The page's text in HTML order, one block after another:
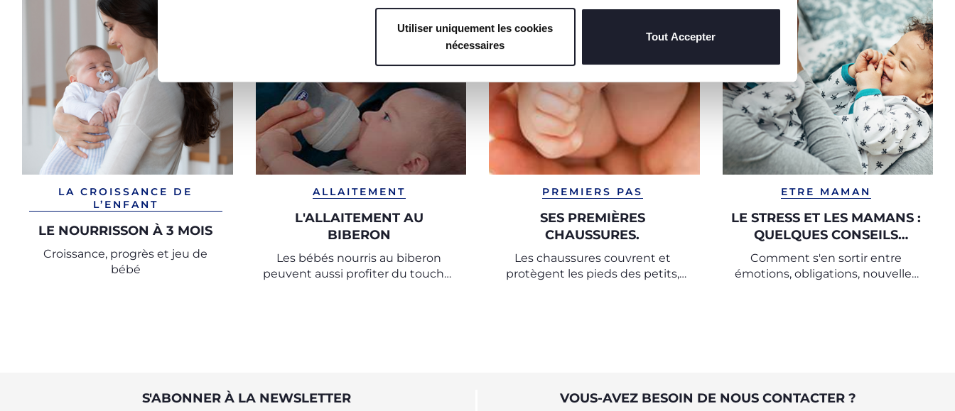
Utiliser uniquement les cookies
nécessaires
Tout Accepter
LA CROISSANCE DE
L’ENFANT
LE NOURRISSON À 3 MOIS
Croissance, progrès et jeu de
bébé
ALLAITEMENT
L'ALLAITEMENT AU
BIBERON
Les bébés nourris au biberon
peuvent aussi profiter du toucher
PREMIERS PAS
SES PREMIÈRES
CHAUSSURES.
Les chaussures couvrent et
protègent les pieds des petits,
ETRE MAMAN
LE STRESS ET LES MAMANS :
QUELQUES CONSEILS
PRATIQUES POUR LE
SURMONTER
Comment s'en sortir entre
émotions, obligations, nouvelles
S'ABONNER À LA NEWSLETTER VOUS-AVEZ BESOIN DE NOUS CONTACTER ?